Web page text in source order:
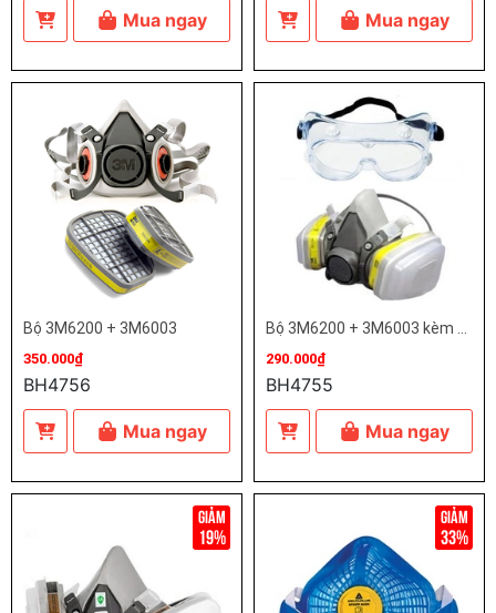
Mua ngay Mua ngay
Bộ 3M6200 + 3M6003
350.000₫
BH4756
Mua ngay
290.000₫
BH4755
Mua ngay
19% 33%